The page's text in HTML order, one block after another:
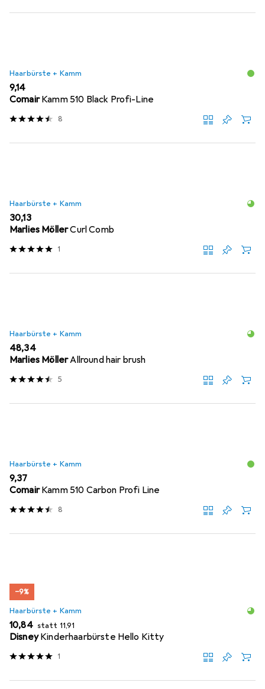
Haarbürste + Kamm
EUR
9,14
Comair Kamm 510 Black Profi-Line
8
Haarbürste + Kamm
EUR
30,13
Marlies MöllerCurl Comb
1
Haarbürste + Kamm
EUR
48,34
Marlies MöllerAllround hair brush
5
Haarbürste + Kamm
EUR
9,37
Comair Kamm 510 Carbon Profi Line
8
−9%
Haarbürste + Kamm
EUR
10,84 statt EUR
11,91
Disney Kinderhaarbürste Hello Kitty
1